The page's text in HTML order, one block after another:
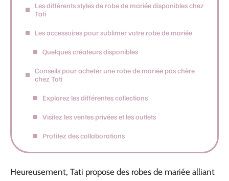
Les différents styles de robe de mariée disponibles chez
Tati
Les accessoires pour sublimer votre robe de mariée
Quelques créateurs disponibles
Conseils pour acheter une robe de mariée pas chère
chez Tati
Explorez les différentes collections
Visitez les ventes privées et les outlets
Profitez des collaborations
Heureusement, Tati propose des robes de mariée alliant